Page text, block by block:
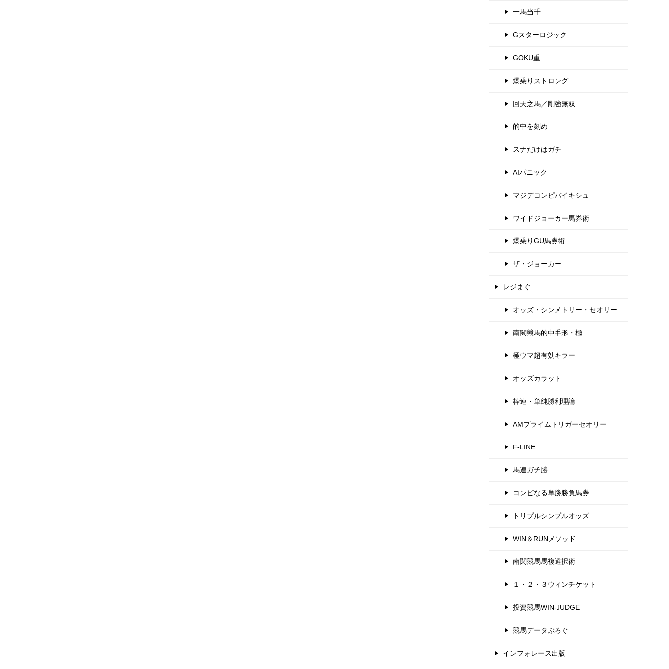
一馬当千
Gスターロジック
GOKU重
爆乗りストロング
回天之馬／剛強無双
的中を刻め
スナだけはガチ
AIパニック
マジデコンピバイキシュ
ワイドジョーカー馬券術
爆乗りGU馬券術
ザ・ジョーカー
レジまぐ
オッズ・シンメトリー・セオリー
南関競馬的中手形・極
極ウマ超有効キラー
オッズカラット
枠連・単純勝利理論
AMプライムトリガーセオリー
F-LINE
馬連ガチ勝
コンピなる単勝勝負馬券
トリプルシンプルオッズ
WIN＆RUNメソッド
南関競馬馬複選択術
１・２・３ウィンチケット
投資競馬WIN-JUDGE
競馬データぶろぐ
インフォレース出版